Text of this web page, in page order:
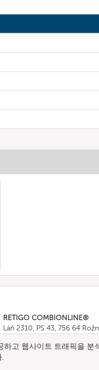
RETIGO COMBIONLINE®
Láň 2310, PS 43, 756 64
E-mail:
하고 웹사이트 트래픽을
.